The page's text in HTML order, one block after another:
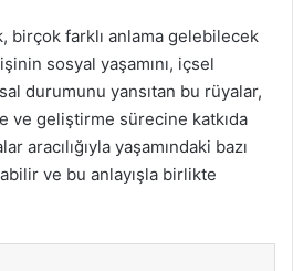
birçok farklı anlama gelebilecek
sosyal yaşamını, içsel
durumunu yansıtan bu rüyalar,
ve geliştirme sürecine katkıda
aracılığıyla yaşamındaki bazı
ve bu anlayışla birlikte